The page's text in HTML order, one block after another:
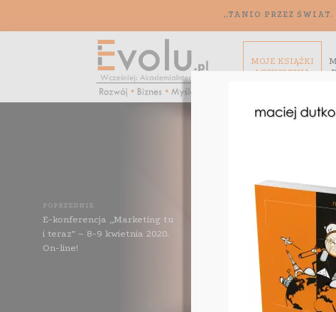
„TANIO PRZEZ
MOJE KSIĄŻKI
I SZKOLENIA
POPRZEDNIE
E-konferencja „Marketing tu
i teraz” – 8-9 kwietnia 2020.
On-line!